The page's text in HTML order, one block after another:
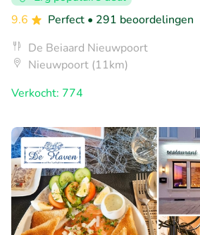
9.6
Perfect • 291 beoordelingen
De Beiaard Nieuwpoort
Nieuwpoort (11km)
Verkocht: 774